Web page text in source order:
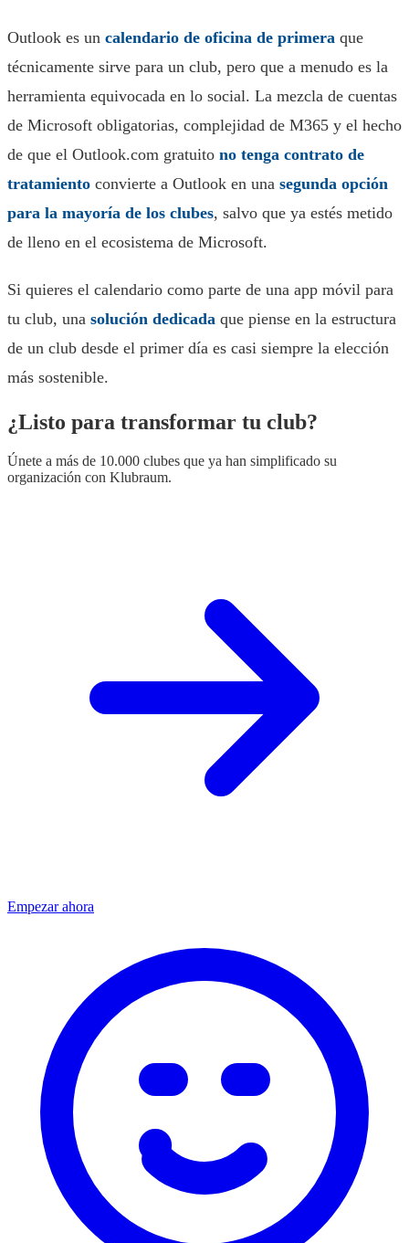
Outlook es un calendario de oficina de primera que
técnicamente sirve para un club, pero que a menudo es la
herramienta equivocada en lo social. La mezcla de cuentas
de Microsoft obligatorias, complejidad de M365 y el hecho
de que el Outlook.com gratuito no tenga contrato de
tratamiento convierte a Outlook en una segunda opción
para la mayoría de los clubes, salvo que ya estés metido
de lleno en el ecosistema de Microsoft.
Si quieres el calendario como parte de una app móvil para
tu club, una solución dedicada que piense en la estructura
de un club desde el primer día es casi siempre la elección
más sostenible.
¿Listo para transformar tu club?
Únete a más de 10.000 clubes que ya han simplificado su
organización con Klubraum.
Empezar ahora